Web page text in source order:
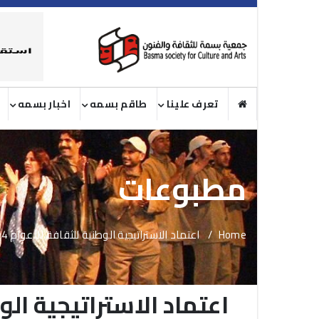
تعرف علينا طاقم بسمه اخبار بسمه
مطبوعات
Home اعتماد الاستراتيجية الوطنية للثقافة للأعوام 2014- 2018
اعتماد الاستراتيجية